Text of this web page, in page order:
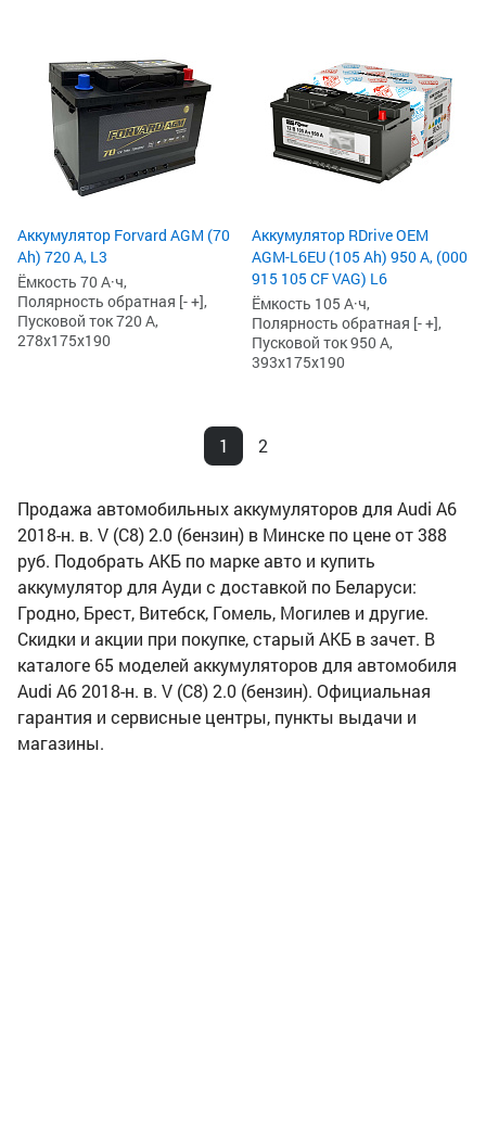
Аккумулятор Forvard AGM (70
Ah) 720 А, L3
Ёмкость 70 А·ч,
Полярность обратная [- +],
Пусковой ток 720 А,
278x175x190
Аккумулятор RDrive OEM
AGM-L6EU (105 Ah) 950 А, (000
915 105 CF VAG) L6
Ёмкость 105 А·ч,
Полярность обратная [- +],
Пусковой ток 950 А,
393x175x190
1 2
Продажа автомобильных аккумуляторов для Audi A6
2018-н. в. V (C8) 2.0 (бензин) в Минске по цене от 388
руб. Подобрать АКБ по марке авто и купить
аккумулятор для Ауди с доставкой по Беларуси:
Гродно, Брест, Витебск, Гомель, Могилев и другие.
Скидки и акции при покупке, старый АКБ в зачет. В
каталоге 65 моделей аккумуляторов для автомобиля
Audi A6 2018-н. в. V (C8) 2.0 (бензин). Официальная
гарантия и сервисные центры, пункты выдачи и
магазины.